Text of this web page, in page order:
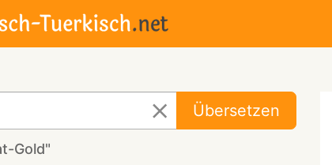
Übersetzen
Gold"